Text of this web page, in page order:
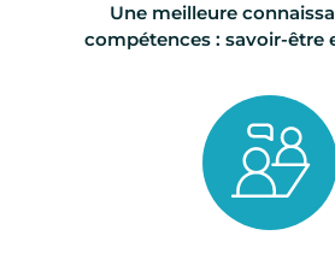
Une meilleure
compétences : savoir-être